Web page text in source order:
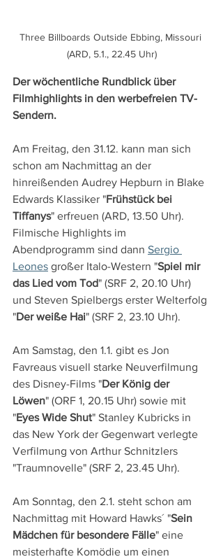
Three Billboards Outside Ebbing, Missouri
(ARD, 5.1., 22.45 Uhr)
Der wöchentliche Rundblick über
Filmhighlights in den werbefreien TV-
Sendern.
Am Freitag, den 31.12. kann man sich
schon am Nachmittag an der
hinreißenden Audrey Hepburn in Blake
Edwards Klassiker "Frühstück bei
Tiffanys" erfreuen (ARD, 13.50 Uhr).
Filmische Highlights im
Abendprogramm sind dann Sergio
Leones großer Italo-Western "Spiel mir
das Lied vom Tod" (SRF 2, 20.10 Uhr)
und Steven Spielbergs erster Welterfolg
"Der weiße Hai" (SRF 2, 23.10 Uhr).
Am Samstag, den 1.1. gibt es Jon
Favreaus visuell starke Neuverfilmung
des Disney-Films "Der König der
Löwen" (ORF 1, 20.15 Uhr) sowie mit
"Eyes Wide Shut" Stanley Kubricks in
das New York der Gegenwart verlegte
Verfilmung von Arthur Schnitzlers
"Traumnovelle" (SRF 2, 23.45 Uhr).
Am Sonntag, den 2.1. steht schon am
Nachmittag mit Howard Hawks´ "Sein
Mädchen für besondere Fälle" eine
meisterhafte Komödie um einen